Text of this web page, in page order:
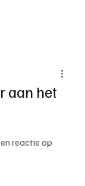
aan het
reactie op